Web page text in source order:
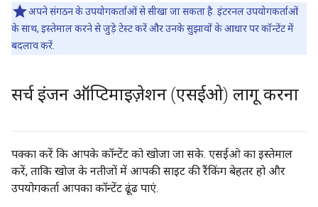
अपने संगठन के उपयोगकर्ताओं से सीखा जा सकता है. इंटरनल उपयोगकर्ताओं
के साथ, इस्तेमाल करने से जुड़े टेस्ट करें और उनके सुझावों के आधार पर कॉन्टेंट में
बदलाव करें.
सर्च इंजन ऑप्टिमाइज़ेशन (एसईओ) लागू करना
पक्का करें कि आपके कॉन्टेंट को खोजा जा सके. एसईओ का इस्तेमाल
करें, ताकि खोज के नतीजों में आपकी साइट की रैंकिंग बेहतर हो और
उपयोगकर्ता आपका कॉन्टेंट ढूंढ पाएं.